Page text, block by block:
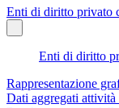
Enti di diritto privato
Enti di diritto
Rappresentazione
Dati aggregati attività